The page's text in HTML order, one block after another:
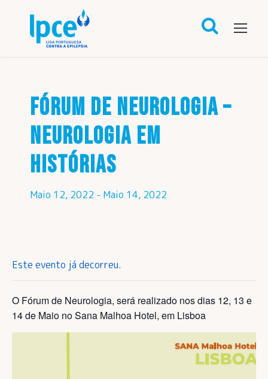
FÓRUM DE NEUROLOGIA –
NEUROLOGIA EM
HISTÓRIAS
Maio 12, 2022 - Maio 14, 2022
Este evento já decorreu.
O Fórum de Neurologia, será realizado nos dias 12, 13 e
14 de Maio no Sana Malhoa Hotel, em Lisboa